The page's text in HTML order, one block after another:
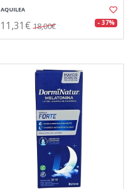
AQUILEA
11,31€ 18,00€ - 37%